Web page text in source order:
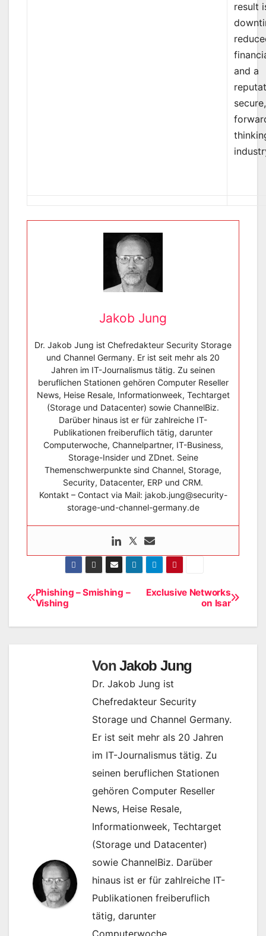
result
and a
secure,
Jakob Jung
Dr. Jakob Jung ist Chefredakteur Security Storage
und Channel Germany. Er ist seit mehr als 20
Jahren im IT-Journalismus tätig. Zu seinen
beruflichen Stationen gehören Computer Reseller
News, Heise Resale, Informationweek, Techtarget
(Storage und Datacenter) sowie ChannelBiz.
Darüber hinaus ist er für zahlreiche IT-
Publikationen freiberuflich tätig, darunter
Computerwoche, Channelpartner, IT-Business,
Storage-Insider und ZDnet. Seine
Themenschwerpunkte sind Channel, Storage,
Security, Datacenter, ERP und CRM.
Kontakt – Contact via Mail: jakob.jung@security-
storage-und-channel-germany.de
BeitragsnavigationExclusive Networks
on Isar
Phishing – Smishing –
Vishing
VonJakob Jung
Dr. Jakob Jung ist
Chefredakteur Security
Storage und Channel Germany.
Er ist seit mehr als 20 Jahren
im IT-Journalismus tätig. Zu
seinen beruflichen Stationen
gehören Computer Reseller
News, Heise Resale,
Informationweek, Techtarget
(Storage und Datacenter)
sowie ChannelBiz. Darüber
hinaus ist er für zahlreiche IT-
Publikationen freiberuflich
tätig, darunter
Computerwoche,